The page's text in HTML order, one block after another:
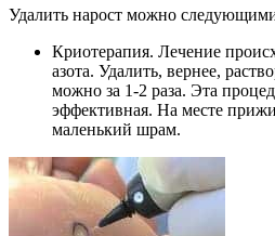
Удалить нарост можно
Криотерапия. Лечение
азота. Удалить, вернее,
можно за 1-2 раза. Эта
эффективная. На месте
маленький шрам.